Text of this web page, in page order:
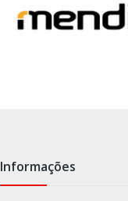
Informações